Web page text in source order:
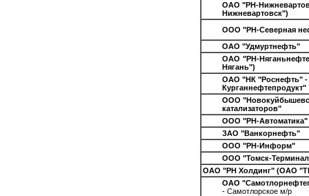
ОАО "РН-
Нижневартовск")
ООО "РН-Северная
ОАО "Удмуртнефть"
ОАО "РН-
Нягань")
ОАО "НК "Роснефть" -
Курганнефтепродукт"
ООО
катализаторов"
ООО "РН-Автоматика"
ЗАО "Ванкорнефть"
ООО "РН-Информ"
ООО "Томск-
ОАО "РН Холдинг" (ОАО
ОАО
- Самотлорское м/р